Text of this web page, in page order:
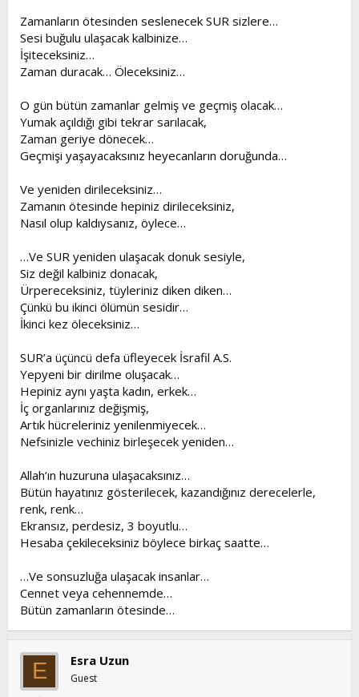
a
n
h
i
Zamanların ötesinden seslenecek SUR sizlere…
Sesi buğulu ulaşacak kalbinize…
İşiteceksiniz…
Zaman duracak… Öleceksiniz…
O gün bütün zamanlar gelmiş ve geçmiş olacak…
Yumak açıldığı gibi tekrar sarılacak,
Zaman geriye dönecek…
Geçmişi yaşayacaksınız heyecanların doruğunda…
Ve yeniden dirileceksiniz…
Zamanın ötesinde hepiniz dirileceksiniz,
Nasıl olup kaldıysanız, öylece…
…Ve SUR yeniden ulaşacak donuk sesiyle,
Siz değil kalbiniz donacak,
Ürpereceksiniz, tüyleriniz diken diken…
Çünkü bu ikinci ölümün sesidir…
İkinci kez öleceksiniz…
SUR’a üçüncü defa üfleyecek İsrafil A.S.
Yepyeni bir dirilme oluşacak…
Hepiniz aynı yaşta kadın, erkek…
İç organlarınız değişmiş,
Artık hücreleriniz yenilenmiyecek…
Nefsinizle vechiniz birleşecek yeniden…
Allah’ın huzuruna ulaşacaksınız…
Bütün hayatınız gösterilecek, kazandığınız derecelerle,
renk, renk…
Ekransız, perdesiz, 3 boyutlu…
Hesaba çekileceksiniz böylece birkaç saatte…
…Ve sonsuzluğa ulaşacak insanlar…
Cennet veya cehennemde…
Bütün zamanların ötesinde…
E Esra Uzun
Guest